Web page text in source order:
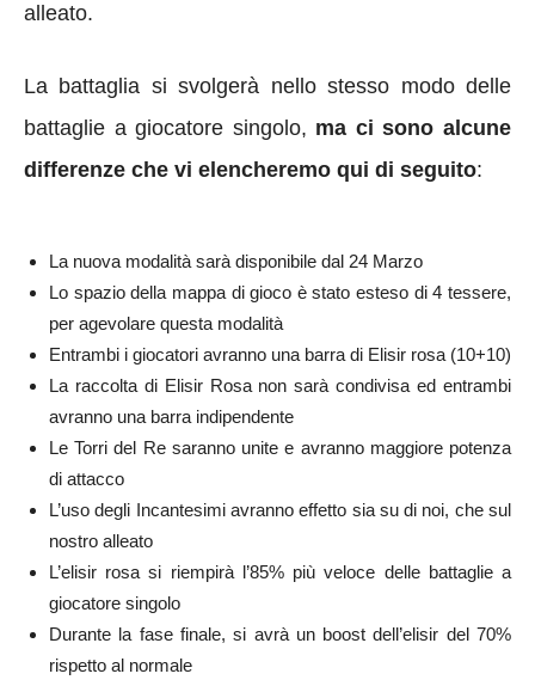
alleato.
La battaglia si svolgerà nello stesso modo delle
battaglie a giocatore singolo, ma ci sono alcune
differenze che vi elencheremo qui di seguito:
La nuova modalità sarà disponibile dal 24 Marzo
Lo spazio della mappa di gioco è stato esteso di 4 tessere,
per agevolare questa modalità
Entrambi i giocatori avranno una barra di Elisir rosa (10+10)
La raccolta di Elisir Rosa non sarà condivisa ed entrambi
avranno una barra indipendente
Le Torri del Re saranno unite e avranno maggiore potenza
di attacco
L’uso degli Incantesimi avranno effetto sia su di noi, che sul
nostro alleato
L’elisir rosa si riempirà l’85% più veloce delle battaglie a
giocatore singolo
Durante la fase finale, si avrà un boost dell’elisir del 70%
rispetto al normale